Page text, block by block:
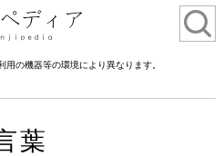
の機器等の環境により異なります。
葉